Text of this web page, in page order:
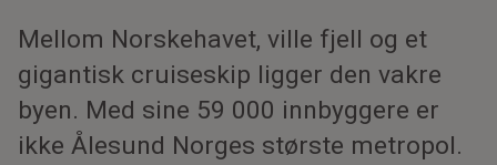
Mellom Norskehavet, ville fjell og et
gigantisk cruiseskip ligger den vakre
byen. Med sine 59 000 innbyggere er
ikke Ålesund Norges største metropol.